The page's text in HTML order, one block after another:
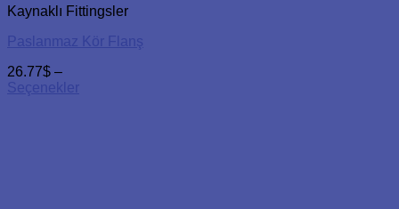
Kaynaklı Fittingsler
Paslanmaz Kör Flanş
26.77$ –
Seçenekler